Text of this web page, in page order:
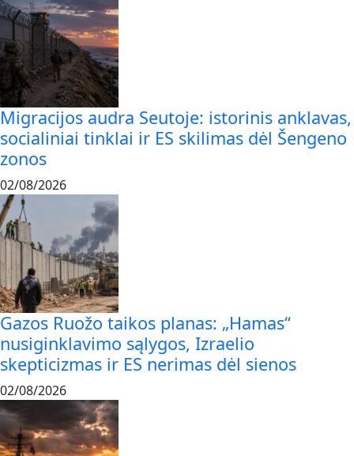
Migracijos audra Seutoje: istorinis anklavas,
socialiniai tinklai ir ES skilimas dėl Šengeno
zonos
02/08/2026
Gazos Ruožo taikos planas: „Hamas“
nusiginklavimo sąlygos, Izraelio
skepticizmas ir ES nerimas dėl sienos
02/08/2026